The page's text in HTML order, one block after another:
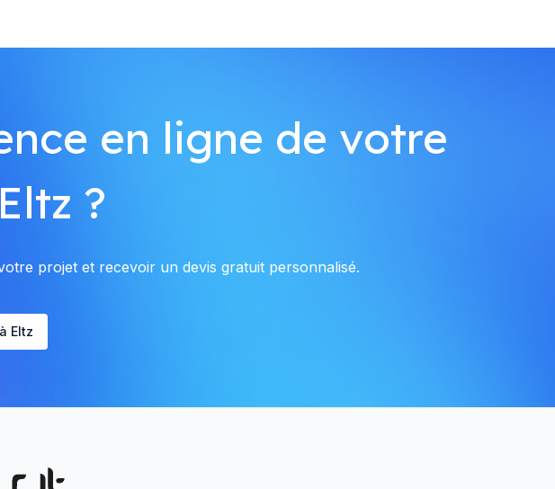
en ligne de votre
?
projet et recevoir un devis gratuit personnalisé.
Eltz